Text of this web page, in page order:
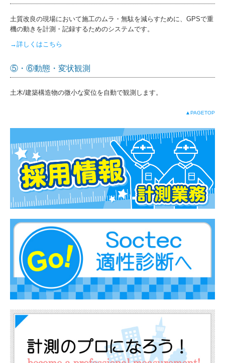
土質改良の現場において施工のムラ・無駄を減らすために、GPSで重
機の動きを計測・記録するためのシステムです。
→詳しくはこちら
⑤・⑥動態・変状観測
土木/建築構造物の微小な変位を自動で観測します。
▲PAGETOP